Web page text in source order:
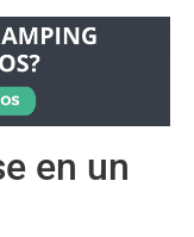
en un